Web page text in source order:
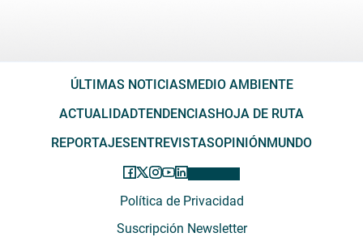
ÚLTIMAS NOTICIASMEDIO AMBIENTE
ACTUALIDADTENDENCIASHOJA DE RUTA
REPORTAJESENTREVISTASOPINIÓNMUNDO
Política de Privacidad
Suscripción Newsletter